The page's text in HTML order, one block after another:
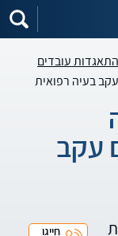
התאגדות עובדים
בעיה רפואית
עקב
חייגו